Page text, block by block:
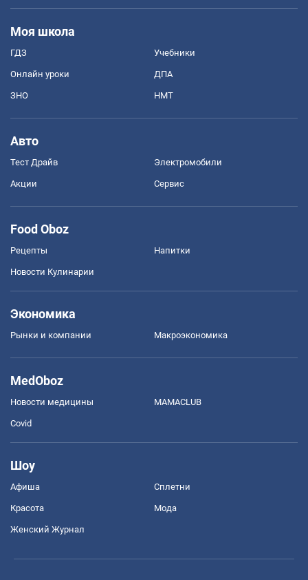
Моя школа
ГДЗ Учебники
Онлайн уроки ДПА
ЗНО НМТ
Авто
Тест Драйв Электромобили
Акции Сервис
Food Oboz
Рецепты Напитки
Новости Кулинарии
Экономика
Рынки и компании Mакроэкономика
MedOboz
Новости медицины MAMACLUB
Covid
Шоу
Афиша Сплетни
Красота Мода
Женский Журнал